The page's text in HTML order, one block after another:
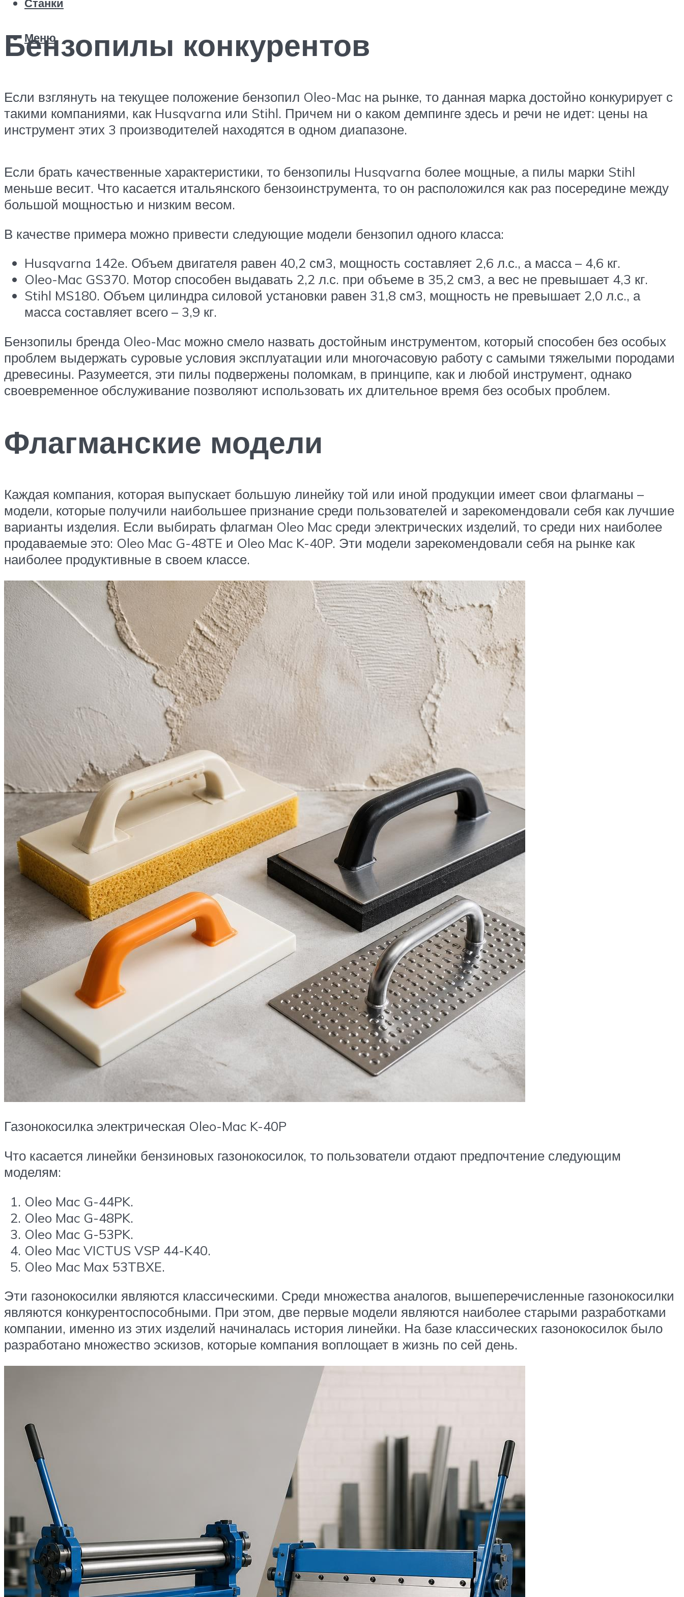
Станки
Меню
Бензопилы конкурентов
Если взглянуть на текущее положение бензопил Oleo-Mac на рынке, то данная марка достойно конкурирует с
такими компаниями, как Husqvarna или Stihl. Причем ни о каком демпинге здесь и речи не идет: цены на
инструмент этих 3 производителей находятся в одном диапазоне.
Если брать качественные характеристики, то бензопилы Husqvarna более мощные, а пилы марки Stihl
меньше весит. Что касается итальянского бензоинструмента, то он расположился как раз посередине между
большой мощностью и низким весом.
В качестве примера можно привести следующие модели бензопил одного класса:
Husqvarna 142e. Объем двигателя равен 40,2 см3, мощность составляет 2,6 л.с., а масса – 4,6 кг.
Oleo-Mac GS370. Мотор способен выдавать 2,2 л.с. при объеме в 35,2 см3, а вес не превышает 4,3 кг.
Stihl MS180. Объем цилиндра силовой установки равен 31,8 см3, мощность не превышает 2,0 л.с., а
масса составляет всего – 3,9 кг.
Бензопилы бренда Oleo-Mac можно смело назвать достойным инструментом, который способен без особых
проблем выдержать суровые условия эксплуатации или многочасовую работу с самыми тяжелыми породами
древесины. Разумеется, эти пилы подвержены поломкам, в принципе, как и любой инструмент, однако
своевременное обслуживание позволяют использовать их длительное время без особых проблем.
Флагманские модели
Каждая компания, которая выпускает большую линейку той или иной продукции имеет свои флагманы –
модели, которые получили наибольшее признание среди пользователей и зарекомендовали себя как лучшие
варианты изделия. Если выбирать флагман Oleo Mac среди электрических изделий, то среди них наиболее
продаваемые это: Oleo Mac G-48TE и Oleo Mac K-40P. Эти модели зарекомендовали себя на рынке как
наиболее продуктивные в своем классе.
Газонокосилка электрическая Oleo-Mac K-40P
Что касается линейки бензиновых газонокосилок, то пользователи отдают предпочтение следующим
моделям:
Oleo Mac G-44PK.
Oleo Mac G-48PK.
Oleo Mac G-53PK.
Oleo Mac VICTUS VSP 44-K40.
Oleo Mac Max 53TBXE.
Эти газонокосилки являются классическими. Среди множества аналогов, вышеперечисленные газонокосилки
являются конкурентоспособными. При этом, две первые модели являются наиболее старыми разработками
компании, именно из этих изделий начиналась история линейки. На базе классических газонокосилок было
разработано множество эскизов, которые компания воплощает в жизнь по сей день.